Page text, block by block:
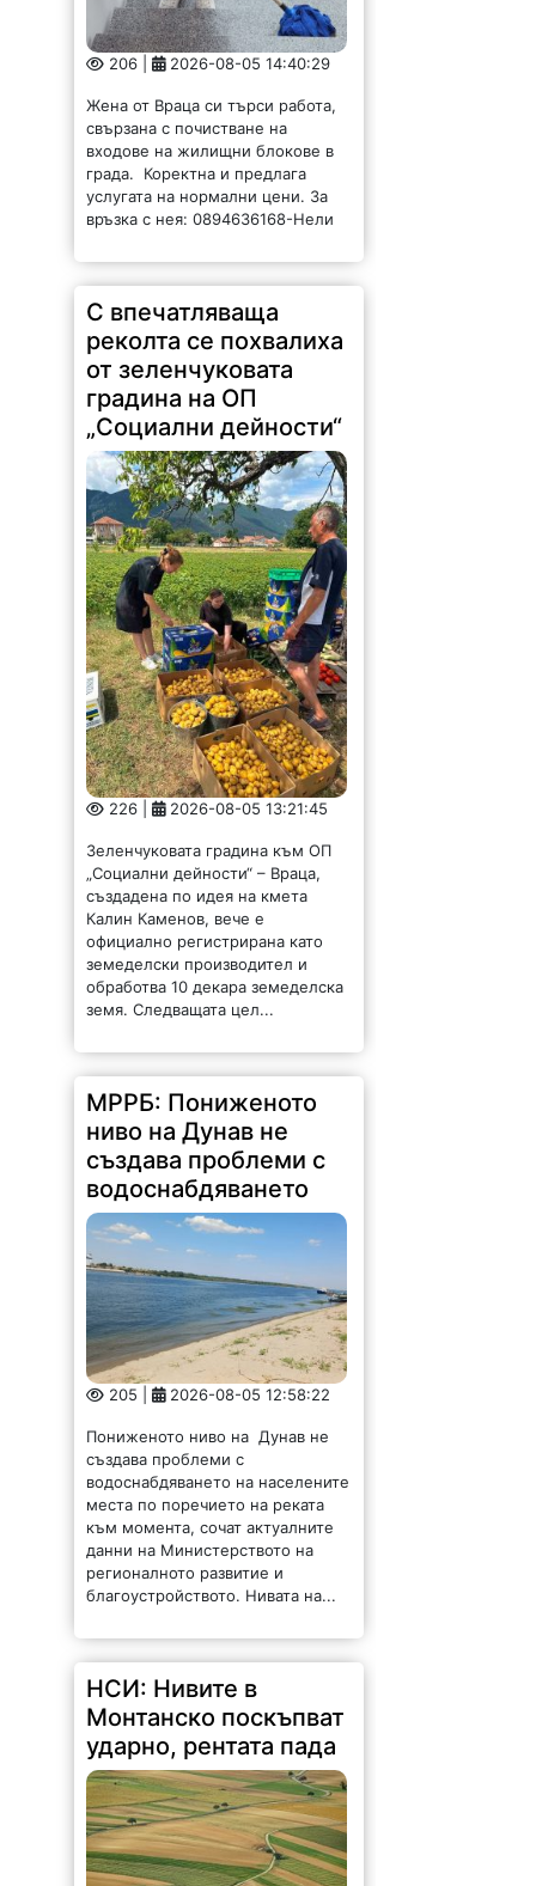
206 | 2026-08-05 14:40:29
Жена от Враца си търси работа,
свързана с почистване на
входове на жилищни блокове в
града. Коректна и предлага
услугата на нормални цени. За
връзка с нея: 0894636168-Нели
С впечатляваща
реколта се похвалиха
от зеленчуковата
градина на ОП
„Социални дейности“
226 | 2026-08-05 13:21:45
Зеленчуковата градина към ОП
„Социални дейности“ – Враца,
създадена по идея на кмета
Калин Каменов, вече е
официално регистрирана като
земеделски производител и
обработва 10 декара земеделска
земя. Следващата цел...
МРРБ: Пониженото
ниво на Дунав не
създава проблеми с
водоснабдяването
205 | 2026-08-05 12:58:22
Пониженото ниво на Дунав не
създава проблеми с
водоснабдяването на населените
места по поречието на реката
към момента, сочат актуалните
данни на Министерството на
регионалното развитие и
благоустройството. Нивата на...
НСИ: Нивите в
Монтанско поскъпват
ударно, рентата пада